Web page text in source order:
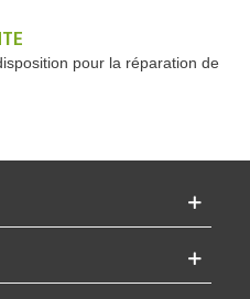
pour la réparation de